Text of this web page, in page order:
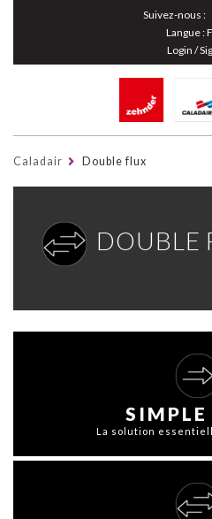
Suivez-nous :
Langue :
Login /
Caladair Double flux
DOUBLE
SIMPLE
La solution
Cookies management panel